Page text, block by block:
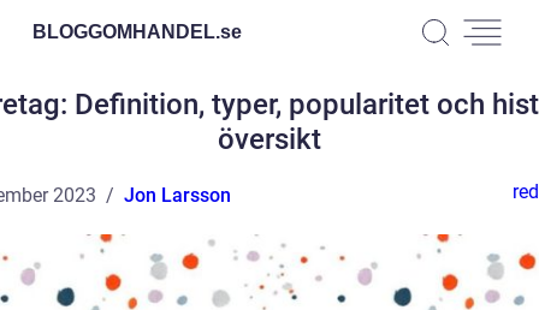
BLOGGOMHANDEL.se
Definition, typer, popularitet och
översikt
2023 Jon Larsson